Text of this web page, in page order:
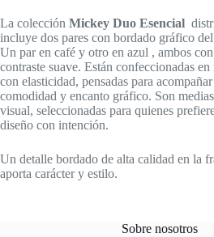
La colección Mickey Duo Esencial
incluye dos pares con bordado gráfico
Un par en café y otro en azul , ambos
contraste suave. Están confeccionadas
con elasticidad, pensadas para
comodidad y encanto gráfico. Son
visual, seleccionadas para quienes
diseño con intención.
Un detalle bordado de alta calidad en la
aporta carácter y estilo.
Sobre nosotros